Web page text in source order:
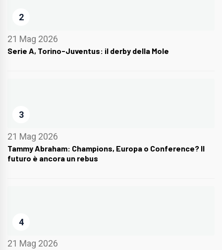
2
21 Mag 2026
Serie A, Torino-Juventus: il derby della Mole
3
21 Mag 2026
Tammy Abraham: Champions, Europa o Conference? Il
futuro è ancora un rebus
4
21 Mag 2026